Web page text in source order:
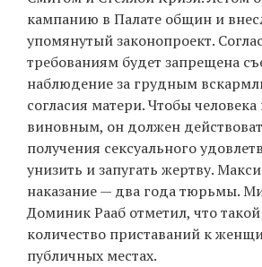
кампанию в Палате общин и
упомянутый законопроект.
требованиям будет запрещена
наблюдение за грудным
согласия матери. Чтобы
виновным, он должен
получения сексуального
унизить и запугать жертву.
наказание — два года тюрьмы.
Доминик Рааб отметил, что
количество приставаний к
публичных местах.